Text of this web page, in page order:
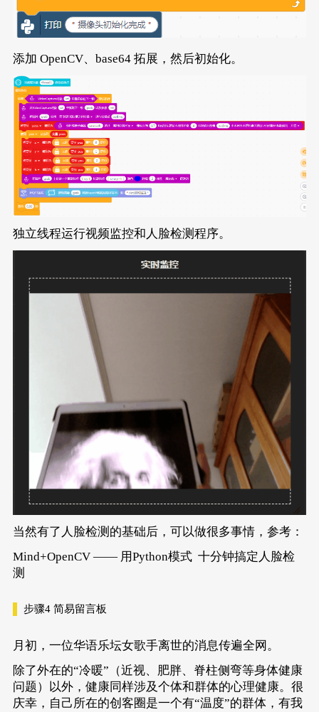
添加 OpenCV、base64 拓展，然后初始化。
独立线程运行视频监控和人脸检测程序。
当然有了人脸检测的基础后，可以做很多事情，参考：
Mind+OpenCV —— 用Python模式 十分钟搞定人脸检
测
步骤4 简易留言板
月初，一位华语乐坛女歌手离世的消息传遍全网。
除了外在的“冷暖”（近视、肥胖、脊柱侧弯等身体健康
问题）以外，健康同样涉及个体和群体的心理健康。很
庆幸，自己所在的创客圈是一个有“温度”的群体，有我